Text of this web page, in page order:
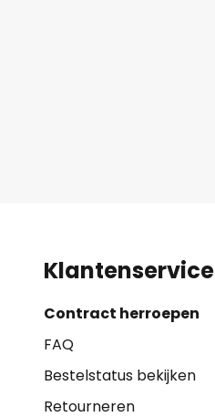
Klantenservice
Contract herroepen
FAQ
Bestelstatus bekijken
Retourneren